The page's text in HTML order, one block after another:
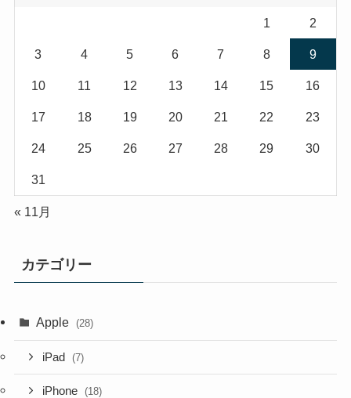
1 2
3 4 5 6 7 8 9
10 11 12 13 14 15 16
17 18 19 20 21 22 23
24 25 26 27 28 29 30
31
« 11月
カテゴリー
Apple (28)
iPad (7)
iPhone (18)